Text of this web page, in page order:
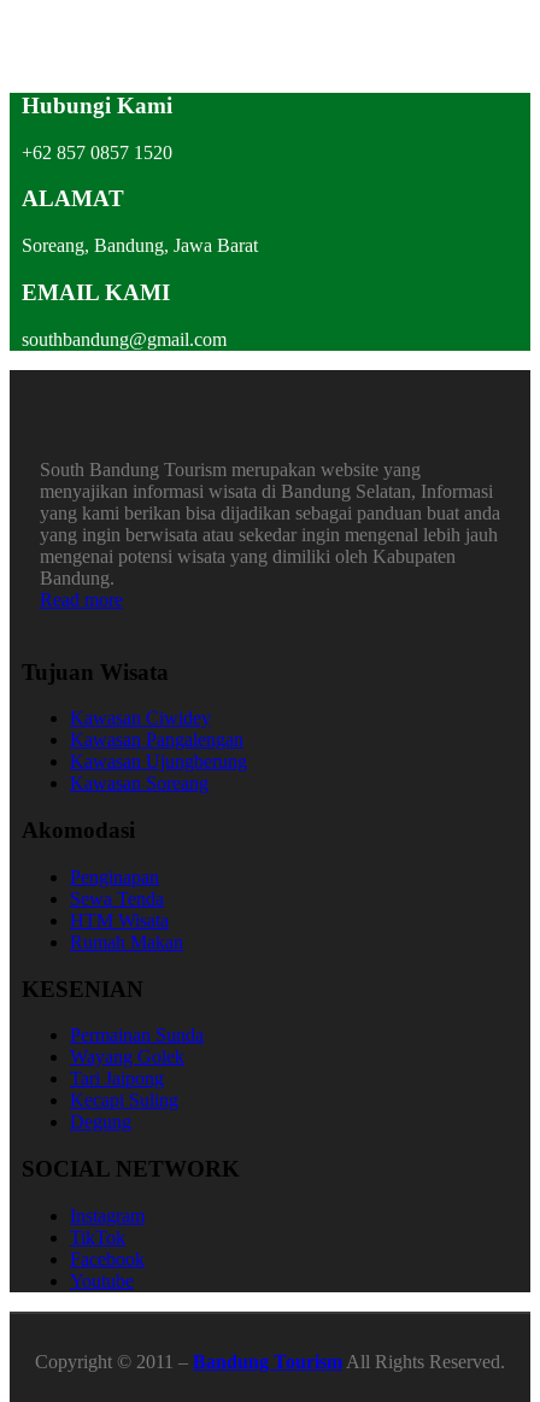
Hubungi Kami
+62 857 0857 1520
ALAMAT
Soreang, Bandung, Jawa Barat
EMAIL KAMI
southbandung@gmail.com
South Bandung Tourism merupakan website yang
menyajikan informasi wisata di Bandung Selatan, Informasi
yang kami berikan bisa dijadikan sebagai panduan buat anda
yang ingin berwisata atau sekedar ingin mengenal lebih jauh
mengenai potensi wisata yang dimiliki oleh Kabupaten
Bandung.
Read more
Tujuan Wisata
Kawasan Ciwidey
Kawasan Pangalengan
Kawasan Ujungberung
Kawasan Soreang
Akomodasi
Penginapan
Sewa Tenda
HTM Wisata
Rumah Makan
KESENIAN
Permainan Sunda
Wayang Golek
Tari Jaipong
Kecapi Suling
Degung
SOCIAL NETWORK
Instagram
TikTok
Facebook
Youtube
Copyright © 2011 – Bandung Tourism All Rights Reserved.